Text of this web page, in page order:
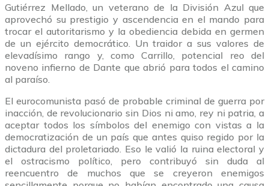
Gutiérrez Mellado, un veterano de la División Azul que
aprovechó su prestigio y ascendencia en el mando para
trocar el autoritarismo y la obediencia debida en germen
de un ejército democrático. Un traidor a sus valores de
elevadísimo rango y, como Carrillo, potencial reo del
noveno infierno de Dante que abrió para todos el camino
al paraíso.
El eurocomunista pasó de probable criminal de guerra por
inacción, de revolucionario sin Dios ni amo, rey ni patria, a
aceptar todos los símbolos del enemigo con vistas a la
democratización de un país que antes quiso regido por la
dictadura del proletariado. Eso le valió la ruina electoral y
el ostracismo político, pero contribuyó sin duda al
reencuentro de muchos que se creyeron enemigos